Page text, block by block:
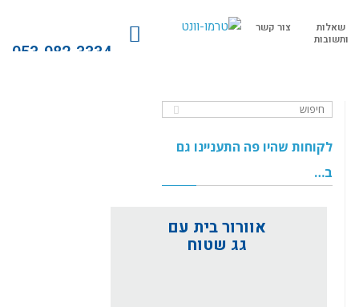
053-982-3334
שאלות
ותשובות
צור קשר
לקוחות שהיו פה התעניינו גם
ב…
אוורור בית עם
גג שטוח